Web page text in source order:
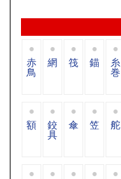
赤
鳥
網 筏 錨 糸
巻
額 鉸
具
傘 笠 舵